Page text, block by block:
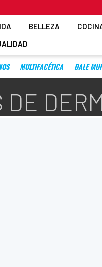
BELLEZA
MULTIFACÉTICA DALE
DE